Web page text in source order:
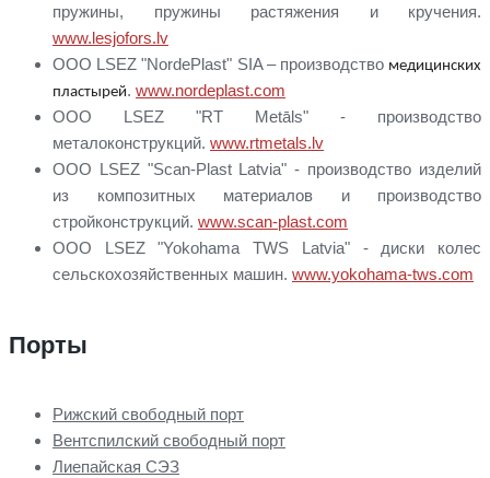
пружины, пружины растяжения и кручения.
www.lesjofors.lv
ООО LSEZ "NordePlast" SIA – производство медицинских
пластырей. www.nordeplast.com
ООО LSEZ "RT Metāls" - производство
металоконструкций. www.rtmetals.lv
ООО LSEZ "Scan-Plast Latvia" - производство изделий
из композитных материалов и производство
стройконструкций. www.scan-plast.com
ООО LSEZ "Yokohama TWS Latvia" - диски колес
сельскохозяйственных машин. www.yokohama-tws.com
Порты
Рижский свободный порт
Вентспилский свободный порт
Лиепайская СЭЗ